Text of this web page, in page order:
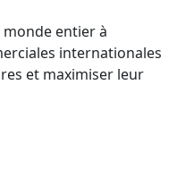
monde entier à
internationales
et maximiser leur